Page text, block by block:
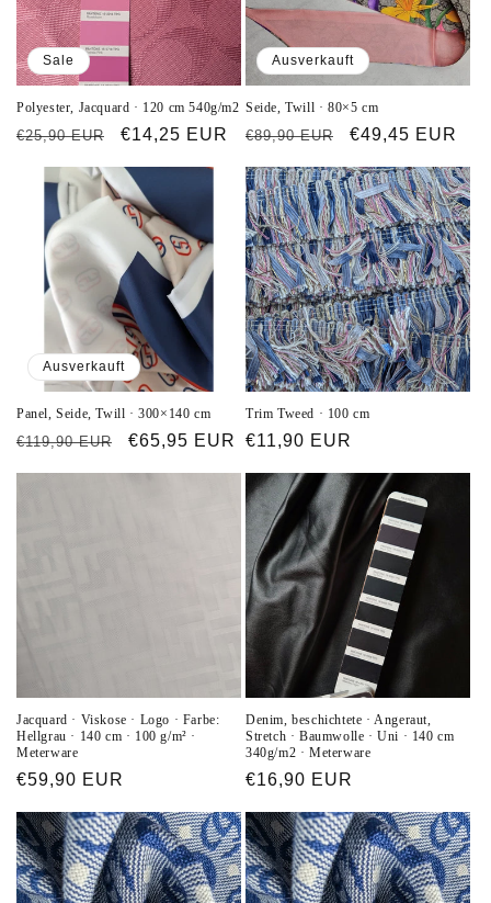
Sale
Polyester, Jacquard · 120 cm 540g/m2
Normaler
€25,90 EUR Verkaufspreis
€14,25 EUR
Ausverkauft
Seide, Twill · 80×5 cm
Normaler
€89,90 EUR Verkaufspreis
€49,45 EUR
Ausverkauft
Panel, Seide, Twill · 300×140 cm
Normaler
€119,90 EUR Verkaufspreis
€65,95 EUR
Trim Tweed · 100 cm
Normaler
€11,90 EUR
Jacquard · Viskose · Logo · Farbe:
Hellgrau · 140 cm · 100 g/m² ·
Meterware
Normaler
€59,90 EUR
Denim, beschichtete · Angeraut,
Stretch · Baumwolle · Uni · 140 cm
340g/m2 · Meterware
Normaler
€16,90 EUR